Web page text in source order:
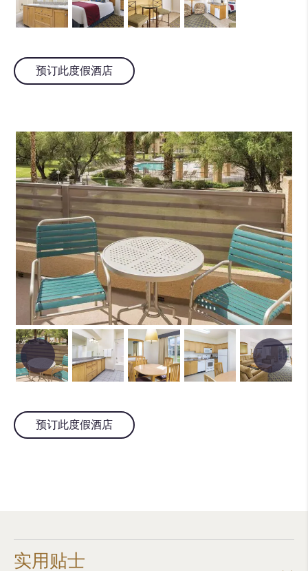
预订此度假酒店
预订此度假酒店
实用贴士